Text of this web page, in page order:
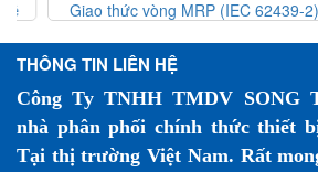
Giao thức vòng MRP (IEC 62439-2)
THÔNG TIN LIÊN HỆ
Công Ty TNHH TMDV SONG
nhà phân phối chính thức thiết
Tại thị trường Việt Nam. Rất